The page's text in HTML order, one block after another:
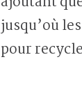
jusqu’où
pour